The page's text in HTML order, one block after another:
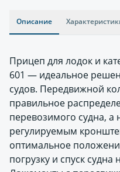
Описание
Прицеп для лодок и
601 — идеальное
судов. Передвижной
правильное
перевозимого судна, а
регулируемым
оптимальное
погрузку и спуск судна